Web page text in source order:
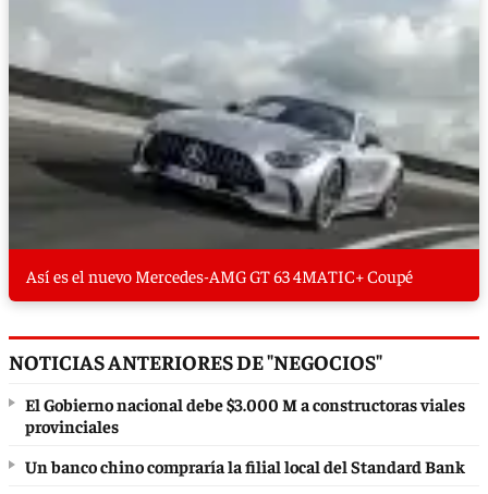
Así es el nuevo Mercedes-AMG GT 63 4MATIC+ Coupé
NOTICIAS ANTERIORES DE "NEGOCIOS"
El Gobierno nacional debe $3.000 M a constructoras viales
provinciales
Un banco chino compraría la filial local del Standard Bank